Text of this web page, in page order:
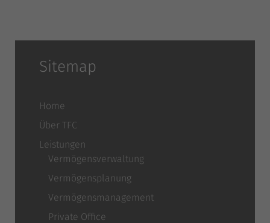
Sitemap
Home
Über TFC
Leistungen
Vermögensverwaltung
Vermögensplanung
Vermögensmanagement
Private Office